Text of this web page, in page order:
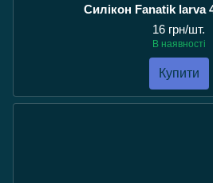
Силікон Fanatik larva
16 грн/шт.
В наявності
Купити